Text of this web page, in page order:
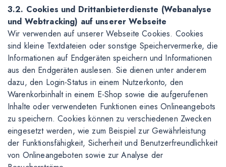
3.2. Cookies und Drittanbieterdienste (Webanalyse
und Webtracking) auf unserer Webseite
Wir verwenden auf unserer Webseite Cookies. Cookies
sind kleine Textdateien oder sonstige Speichervermerke, die
Informationen auf Endgeräten speichern und Informationen
aus den Endgeräten auslesen. Sie dienen unter anderem
dazu, den Login-Status in einem Nutzerkonto, den
Warenkorbinhalt in einem E-Shop sowie die aufgerufenen
Inhalte oder verwendeten Funktionen eines Onlineangebots
zu speichern. Cookies können zu verschiedenen Zwecken
eingesetzt werden, wie zum Beispiel zur Gewährleistung
der Funktionsfähigkeit, Sicherheit und Benutzerfreundlichkeit
von Onlineangeboten sowie zur Analyse der